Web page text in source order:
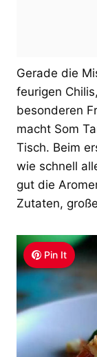
Gerade die
feurigen
besonderen
macht Som
Tisch. Beim
wie schnell
gut die
Zutaten,
Pin It